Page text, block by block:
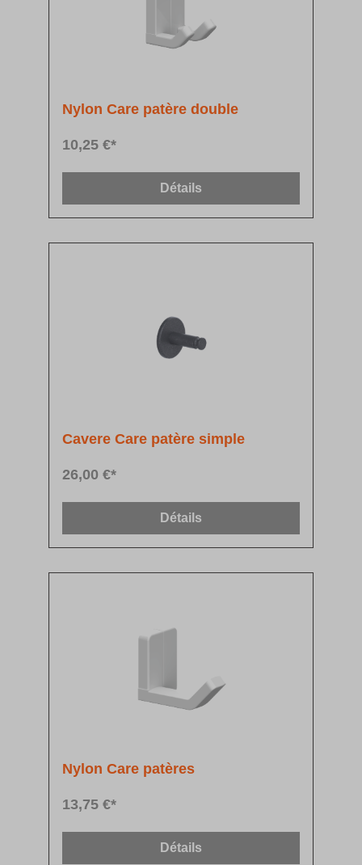
Nylon Care patère double
10,25 €*
Détails
Cavere Care patère simple
26,00 €*
Détails
Nylon Care patères
13,75 €*
Détails